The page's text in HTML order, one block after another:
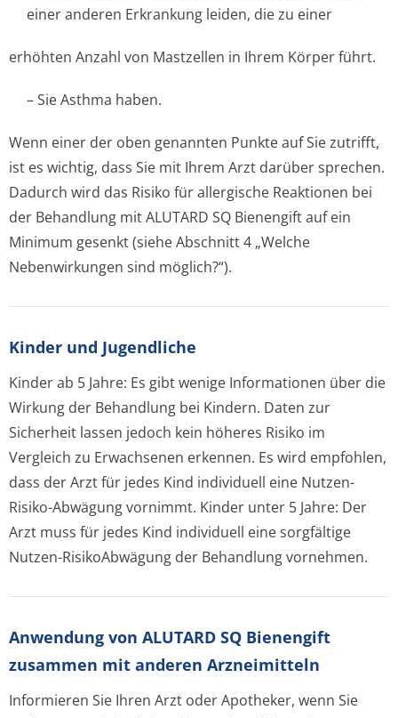
einer anderen Erkrankung leiden, die zu einer
erhöhten Anzahl von Mastzellen in Ihrem Körper führt.
– Sie Asthma haben.
Wenn einer der oben genannten Punkte auf Sie zutrifft,
ist es wichtig, dass Sie mit Ihrem Arzt darüber sprechen.
Dadurch wird das Risiko für allergische Reaktionen bei
der Behandlung mit ALUTARD SQ Bienengift auf ein
Minimum gesenkt (siehe Abschnitt 4 „Welche
Nebenwirkungen sind möglich?“).
Kinder und Jugendliche
Kinder ab 5 Jahre: Es gibt wenige Informationen über die
Wirkung der Behandlung bei Kindern. Daten zur
Sicherheit lassen jedoch kein höheres Risiko im
Vergleich zu Erwachsenen erkennen. Es wird empfohlen,
dass der Arzt für jedes Kind individuell eine Nutzen-
Risiko-Abwägung vornimmt. Kinder unter 5 Jahre: Der
Arzt muss für jedes Kind individuell eine sorgfältige
Nutzen-RisikoAbwägung der Behandlung vornehmen.
Anwendung von ALUTARD SQ Bienengift
zusammen mit anderen Arzneimitteln
Informieren Sie Ihren Arzt oder Apotheker, wenn Sie